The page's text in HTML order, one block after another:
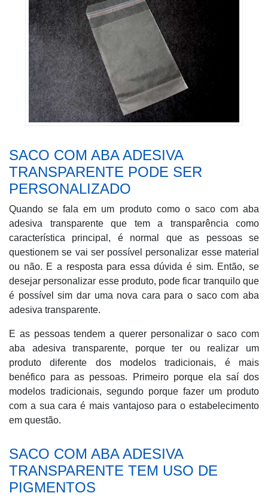
SACO COM ABA ADESIVA
TRANSPARENTE PODE SER
PERSONALIZADO
Quando se fala em um produto como o saco com aba
adesiva transparente que tem a transparência como
característica principal, é normal que as pessoas se
questionem se vai ser possível personalizar esse material
ou não. E a resposta para essa dúvida é sim. Então, se
desejar personalizar esse produto, pode ficar tranquilo que
é possível sim dar uma nova cara para o saco com aba
adesiva transparente.
E as pessoas tendem a querer personalizar o saco com
aba adesiva transparente, porque ter ou realizar um
produto diferente dos modelos tradicionais, é mais
benéfico para as pessoas. Primeiro porque ela saí dos
modelos tradicionais, segundo porque fazer um produto
com a sua cara é mais vantajoso para o estabelecimento
em questão.
SACO COM ABA ADESIVA
TRANSPARENTE TEM USO DE
PIGMENTOS